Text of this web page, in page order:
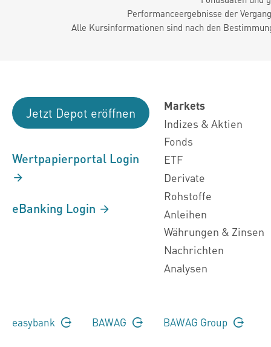
Performanceergebnisse der
Alle Kursinformationen sind nach den
Jetzt Depot eröffnen
Wertpapierportal Login
eBanking Login
Markets
Indizes & Aktien
Fonds
ETF
Derivate
Rohstoffe
Anleihen
Währungen & Zinsen
Nachrichten
Analysen
easybank BAWAG BAWAG Group